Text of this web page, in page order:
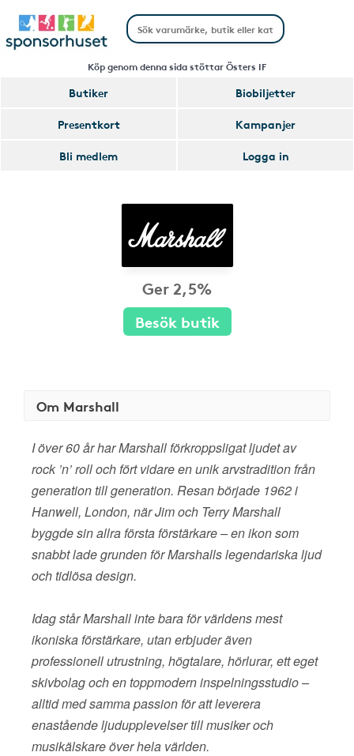
Köp genom denna sida stöttar Östers IF
Butiker
Biobiljetter
Presentkort
Kampanjer
Bli medlem
Logga in
Ger 2,5%
Besök butik
Om Marshall
I över 60 år har Marshall förkroppsligat ljudet av
rock ’n’ roll och fört vidare en unik arvstradition från
generation till generation. Resan började 1962 i
Hanwell, London, när Jim och Terry Marshall
byggde sin allra första förstärkare – en ikon som
snabbt lade grunden för Marshalls legendariska ljud
och tidlösa design.
Idag står Marshall inte bara för världens mest
ikoniska förstärkare, utan erbjuder även
professionell utrustning, högtalare, hörlurar, ett eget
skivbolag och en toppmodern inspelningsstudio –
alltid med samma passion för att leverera
enastående ljudupplevelser till musiker och
musikälskare över hela världen.